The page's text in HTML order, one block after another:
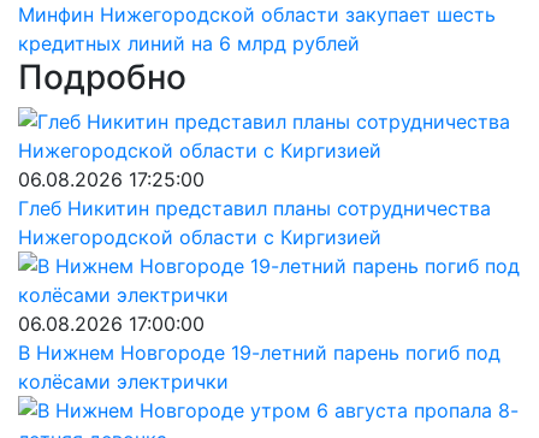
Минфин Нижегородской области закупает шесть
кредитных линий на 6 млрд рублей
Подробно
06.08.2026 17:25:00
Глеб Никитин представил планы сотрудничества
Нижегородской области с Киргизией
06.08.2026 17:00:00
В Нижнем Новгороде 19-летний парень погиб под
колёсами электрички